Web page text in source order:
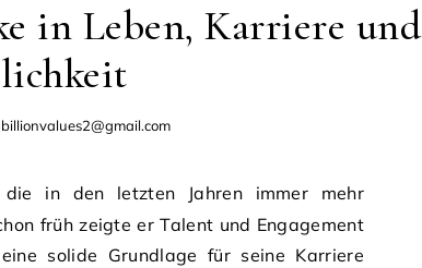
in Leben, Karriere und
billionvalues2@gmail.com
früh zeigte er Talent und Engagement
solide Grundlage für seine Karriere